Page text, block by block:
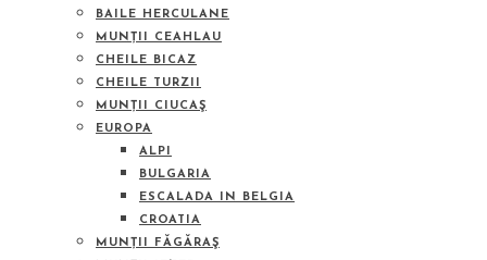
BAILE HERCULANE
MUNȚII CEAHLAU
CHEILE BICAZ
CHEILE TURZII
MUNȚII CIUCAŞ
EUROPA
ALPI
BULGARIA
ESCALADA IN BELGIA
CROATIA
MUNȚII FĂGĂRAŞ